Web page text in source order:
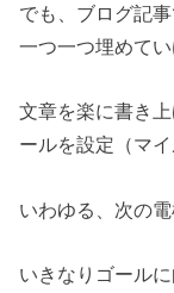
でも、ブログ記
一つ一つ埋めて
文章を楽に書き
ールを設定（マ
いわゆる、次の
いきなりゴール